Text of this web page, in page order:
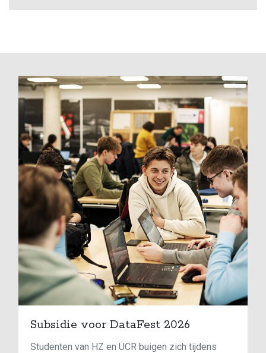
Subsidie voor DataFest 2026
Studenten van HZ en UCR buigen zich tijdens